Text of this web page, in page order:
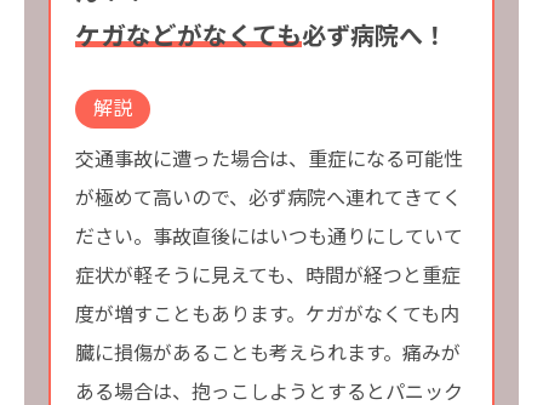
ケガなどがなくても必ず病院へ！
解説
交通事故に遭った場合は、重症になる可能性
が極めて高いので、必ず病院へ連れてきてく
ださい。事故直後にはいつも通りにしていて
症状が軽そうに見えても、時間が経つと重症
度が増すこともあります。ケガがなくても内
臓に損傷があることも考えられます。痛みが
ある場合は、抱っこしようとするとパニック